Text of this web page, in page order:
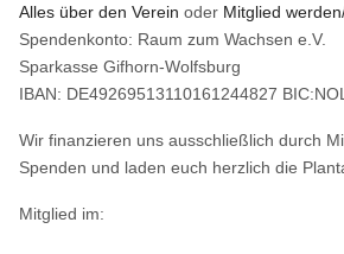
Alles über den Verein oder Mitglied
Spendenkonto: Raum zum Wachsen e.V.
Sparkasse Gifhorn-Wolfsburg
IBAN: DE49269513110161244827
Wir finanzieren uns ausschließlich durch
Spenden und laden euch herzlich die
Mitglied im: